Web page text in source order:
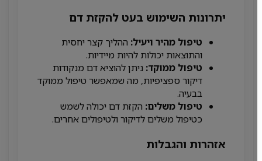
יתרונות השימוש בעט להקזת דם
טיפול מהיר ויעיל:ההליך קצר יחסית
והתוצאות יכולות להיות מיידיות.
טיפול ממוקד:ניתן להוציא דם מנקודות
דיקור ספציפיות, מה שמאפשר טיפול ממוקד
בבעיה.
טיפול משלים:הקזת דם יכולה לשמש
כטיפול משלים לדיקור ולטיפולים אחרים.
אזהרות והגבלות